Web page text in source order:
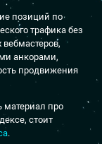
позиций по
трафика без
анкорами,
продвижения
материал про
стоит
.